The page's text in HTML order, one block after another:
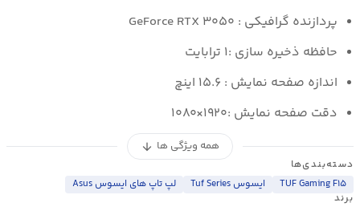
پردازنده گرافیکی : GeForce RTX ۳۰۵۰
حافظه ذخیره سازی :۱ ترابایت
اندازه صفحه نمایش : ۱۵.۶ اینچ
دقت صفحه نمایش :۱۹۲۰×۱۰۸۰
همه ویژگی ها arrow_downward
دسته‌بندی‌ها
TUF Gaming F۱۵
ایسوس Tuf Series
لپ تاپ های ایسوس Asus
برند